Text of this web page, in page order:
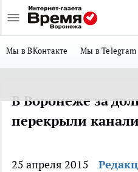
Мы в ВКонтакте Мы в Telegram
В Воронеже за
перекрыли
25 апреля 2015